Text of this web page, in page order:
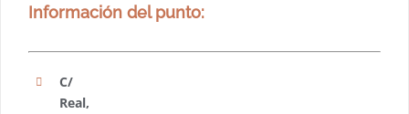
Información del punto:
C/
Real,